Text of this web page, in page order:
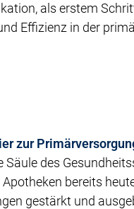
als erstem
Effizienz in der
zur
des
bereits
gestärkt und